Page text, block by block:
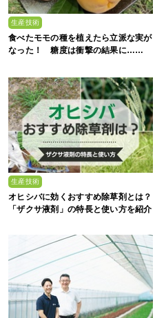
生産技術
食べたモモの種を植えたら立派な実が
なった！ 糖度は衝撃の結果に……
生産技術
オヒシバに効くおすすめ除草剤とは？
「ザクサ液剤」の特長と使い方を紹介